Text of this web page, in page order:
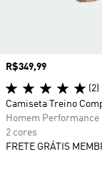
Preço
R$349,99
(2)
Camiseta Treino
Homem Performance
2 cores
FRETE GRÁTIS